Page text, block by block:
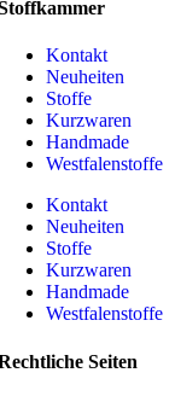
Kontakt
Neuheiten
Stoffe
Kurzwaren
Handmade
Westfalenstoffe
Kontakt
Neuheiten
Stoffe
Kurzwaren
Handmade
Westfalenstoffe
Seiten